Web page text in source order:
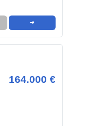
➜
164.000 €